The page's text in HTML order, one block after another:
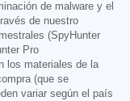
de malware y el
de nuestro
(SpyHunter
Pro
los materiales de la
(que se
variar según el país